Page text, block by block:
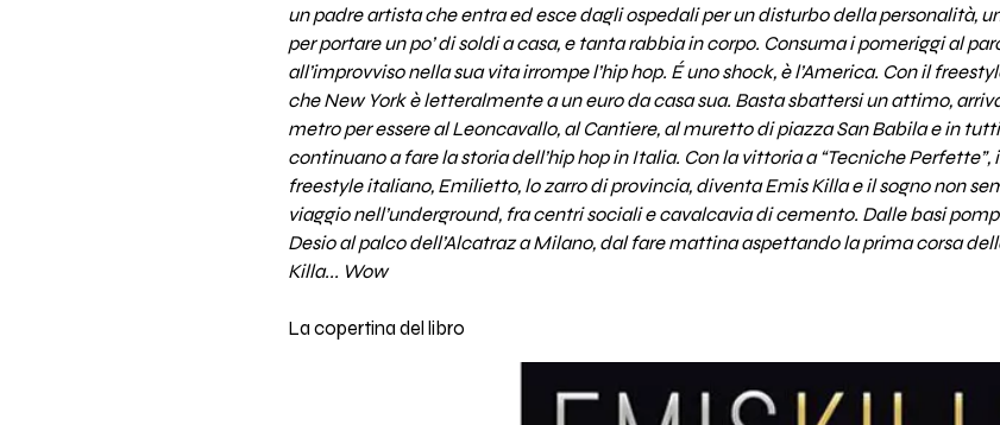
un padre artista che entra ed esce dagli ospedali per un disturbo della personalità,
per portare un po’ di soldi a casa, e tanta rabbia in corpo. Consuma i pomeriggi al
all’improvviso nella sua vita irrompe l’hip hop. É uno shock, è l’America. Con il
che New York è letteralmente a un euro da casa sua. Basta sbattersi un attimo,
metro per essere al Leoncavallo, al Cantiere, al muretto di piazza San Babila e in
continuano a fare la storia dell’hip hop in Italia. Con la vittoria a “Tecniche
freestyle italiano, Emilietto, lo zarro di provincia, diventa Emis Killa e il sogno non
viaggio nell’underground, fra centri sociali e cavalcavia di cemento. Dalle basi
Desio al palco dell’Alcatraz a Milano, dal fare mattina aspettando la prima corsa
Killa... Wow
La copertina del libro